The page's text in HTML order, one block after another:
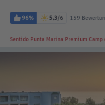
96% 5,3/6 159
Sentido Punta Marina Premium Camp